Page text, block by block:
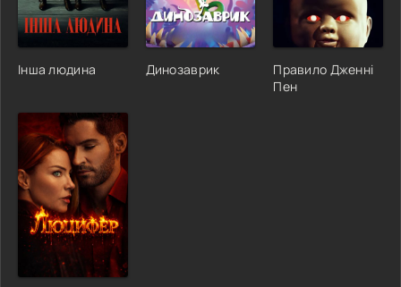
Інша людина Динозаврик
Правило Дженні
Пен